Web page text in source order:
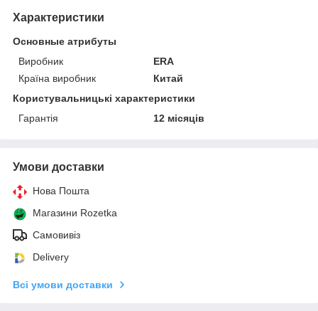
Характеристики
Основные атрибуты
Виробник
ERA
Країна виробник
Китай
Користувальницькі характеристики
Гарантія
12 місяців
Умови доставки
Нова Пошта
Магазини Rozetka
Самовивіз
Delivery
Всі умови доставки